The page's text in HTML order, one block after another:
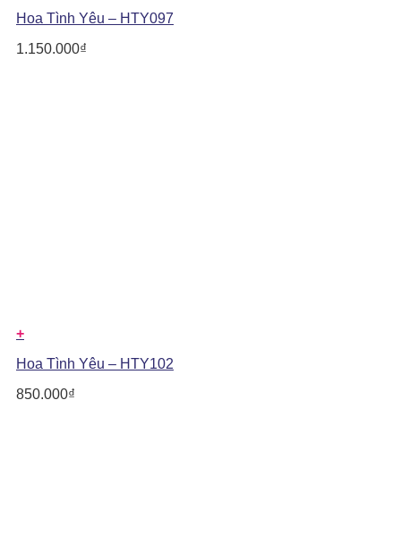
Hoa Tình Yêu – HTY097
1.150.000₫
+
Hoa Tình Yêu – HTY102
850.000₫